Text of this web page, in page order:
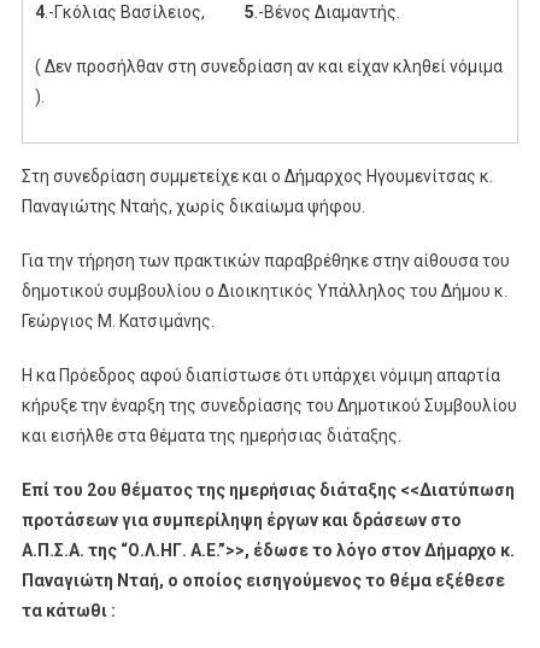
4.-Γκόλιας Βασίλειος, 5 .-Βένος Διαμαντής.
( Δεν προσήλθαν στη συνεδρίαση αν και είχαν κληθεί νόμιμα
).
Στη συνεδρίαση συμμετείχε και ο Δήμαρχος Ηγουμενίτσας κ.
Παναγιώτης Νταής, χωρίς δικαίωμα ψήφου.
Για την τήρηση των πρακτικών παραβρέθηκε στην αίθουσα του
δημοτικού συμβουλίου ο Διοικητικός Υπάλληλος του Δήμου κ.
Γεώργιος Μ. Κατσιμάνης.
Η κα Πρόεδρος αφού διαπίστωσε ότι υπάρχει νόμιμη απαρτία
κήρυξε την έναρξη της συνεδρίασης του Δημοτικού Συμβουλίου
και εισήλθε στα θέματα της ημερήσιας διάταξης.
Επί του 2ου θέματος της ημερήσιας διάταξης <<Διατύπωση
προτάσεων για συμπερίληψη έργων και δράσεων στο
Α.Π.Σ.Α. της “Ο.Λ.ΗΓ. Α.Ε.”>>, έδωσε το λόγο στον Δήμαρχο κ.
Παναγιώτη Νταή, ο οποίος εισηγούμενος το θέμα εξέθεσε
τα κάτωθι :